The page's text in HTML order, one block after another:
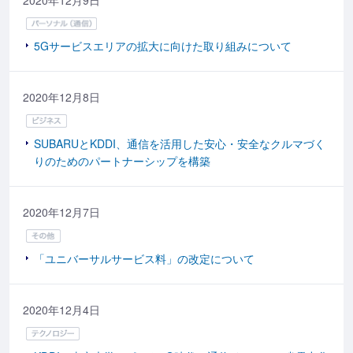
5Gサービスエリアの拡大に向けた取り組みについて
2020年12月8日
SUBARUとKDDI、通信を活用した安心・安全なクルマづく
りのためのパートナーシップを構築
2020年12月7日
「ユニバーサルサービス料」の改定について
2020年12月4日